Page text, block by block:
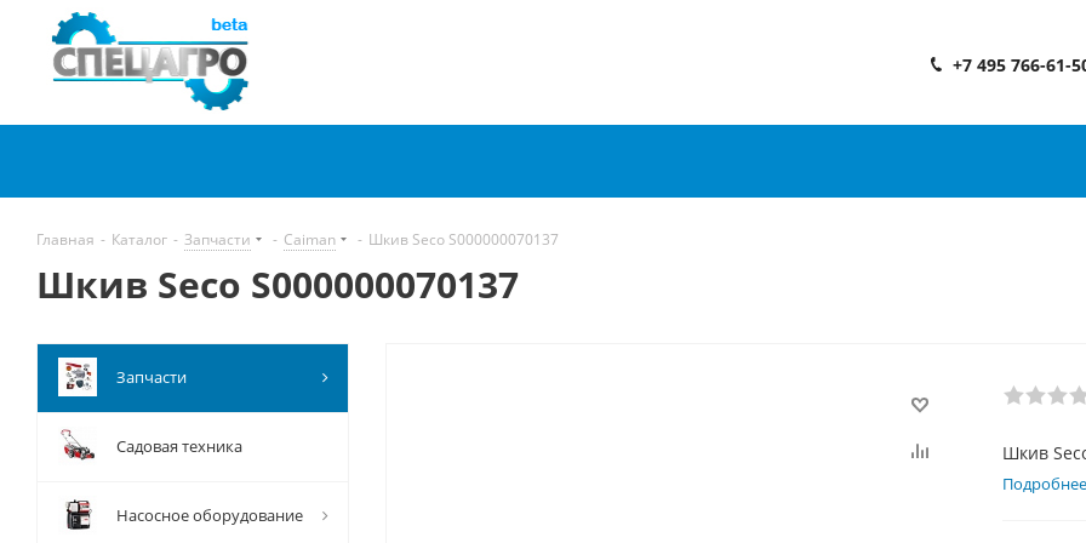
+7 495 766-61-
Главная - Каталог - Запчасти - Caiman - Шкив Seco S000000070137
Шкив Seco S000000070137
Шкив
Подробнее
Запчасти
Садовая техника
Насосное оборудование